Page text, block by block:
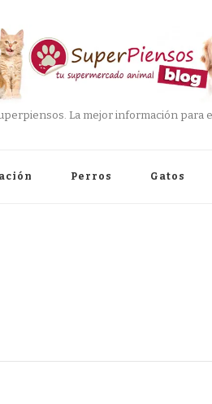
La mejor información para
Perros Gatos